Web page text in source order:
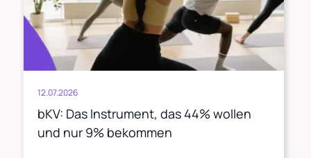
12.07.2026
bKV: Das Instrument, das 44% wollen
und nur 9% bekommen